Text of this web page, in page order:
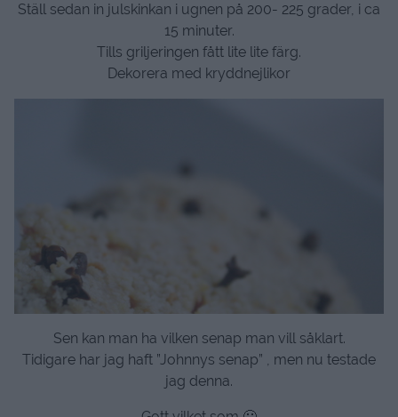
Ställ sedan in julskinkan i ugnen på 200- 225 grader, i ca
15 minuter.
Tills griljeringen fått lite lite färg.
Dekorera med kryddnejlikor
Sen kan man ha vilken senap man vill såklart.
Tidigare har jag haft ”Johnnys senap” , men nu testade
jag denna.